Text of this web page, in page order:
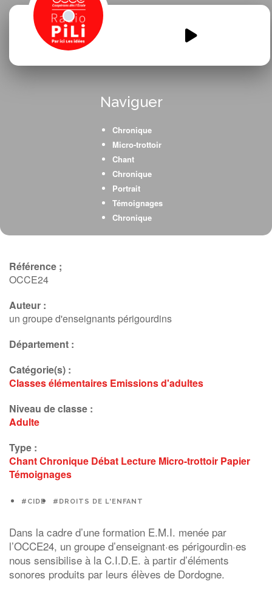
Les-enfants-sont-tous-egaux.mp3
Naviguer
Chronique
Micro-trottoir
Chant
Chronique
Portrait
Témoignages
Chronique
Référence ;
OCCE24
Auteur :
un groupe d'enseignants périgourdins
Département :
Catégorie(s) :
Classes élémentaires Emissions d'adultes
Niveau de classe :
Adulte
Type :
ChantChronique Débat Lecture Micro-trottoir Papier
Témoignages
#CIDE #DROITS DE L'ENFANT
Dans la cadre d’une formation E.M.I. menée par
l’OCCE24, un groupe d’enseignant·es périgourdin·es
nous sensibilise à la C.I.D.E. à partir d’éléments
sonores produits par leurs élèves de Dordogne.